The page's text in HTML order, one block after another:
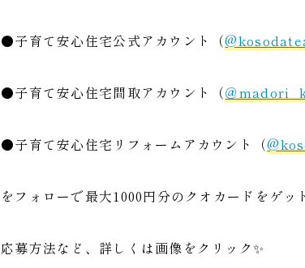
●子育て安心住宅公式アカウント（
●子育て安心住宅間取アカウント（＠
●子育て安心住宅リフォームアカウント（
をフォローで最大1000円分のクオカードをゲッ
応募方法など、詳しくは画像をクリック✨